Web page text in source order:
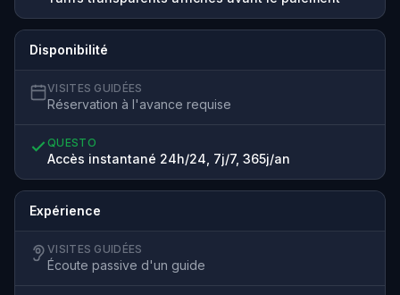
Disponibilité
VISITES GUIDÉES
Réservation à l'avance requise
QUESTO
Accès instantané 24h/24, 7j/7, 365j/an
Expérience
VISITES GUIDÉES
Écoute passive d'un guide